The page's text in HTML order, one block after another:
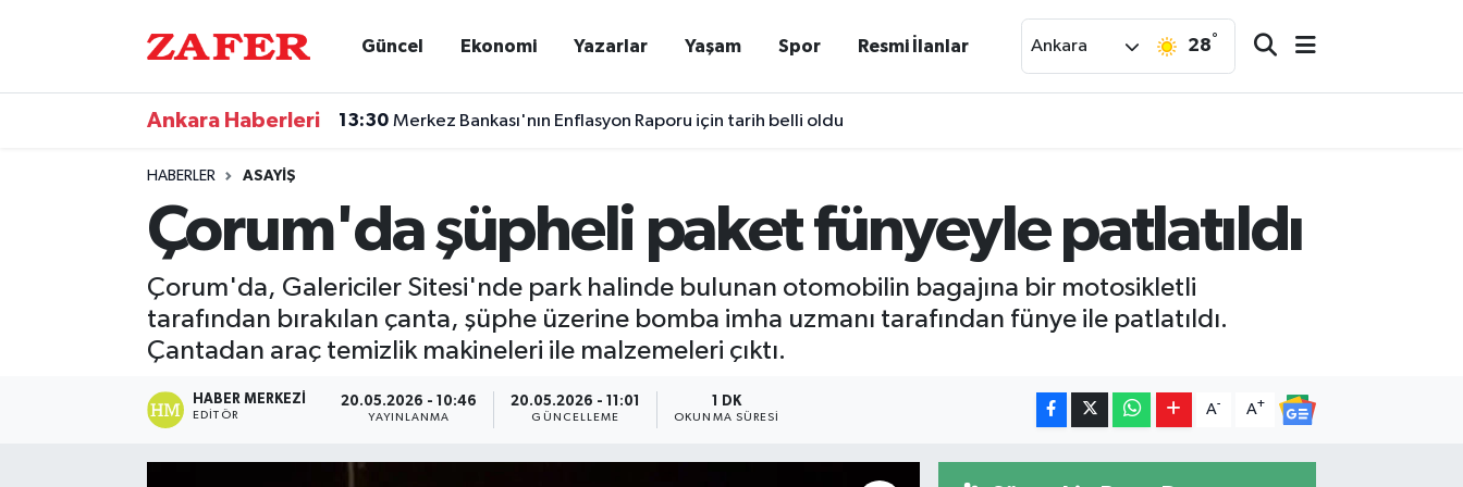
Güncel Ekonomi Yazarlar Yaşam Spor Resmi İlanlar Ankara 28°
Ankara Haberleri 13:30 Merkez Bankası'nın Enflasyon Raporu için tarih belli oldu
HABERLER ASAYIŞ
Çorum'da şüpheli paket fünyeyle patlatıldı
Çorum'da, Galericiler Sitesi'nde park halinde bulunan otomobilin bagajına bir motosikletli
tarafından bırakılan çanta, şüphe üzerine bomba imha uzmanı tarafından fünye ile patlatıldı.
Çantadan araç temizlik makineleri ile malzemeleri çıktı.
HABER MERKEZI
EDITÖR
20.05.2026 - 10:46
YAYINLANMA
20.05.2026 - 11:01
GÜNCELLEME
1 DK
OKUNMA SÜRESI
A- A+
Trafik Durumu
Süper Lig Puan Durumu ve Fikstür
Tüm Manşetler
Son Dakika Haberleri